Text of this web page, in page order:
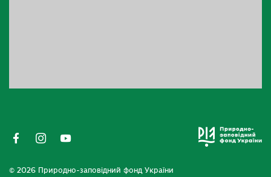
© 2026 Природно-заповідний фонд України